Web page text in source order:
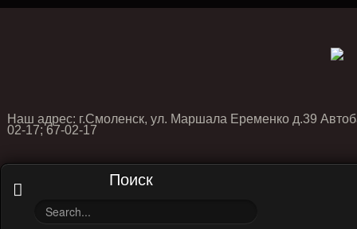
Наш адрес: г.Смоленск, ул. Маршала Еременко д.39
02-17; 67-02-17
Поиск